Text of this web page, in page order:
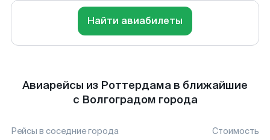
Найти авиабилеты
Авиарейсы из Роттердама в ближайшие
с Волгоградом города
Рейсы в соседние города Стоимость